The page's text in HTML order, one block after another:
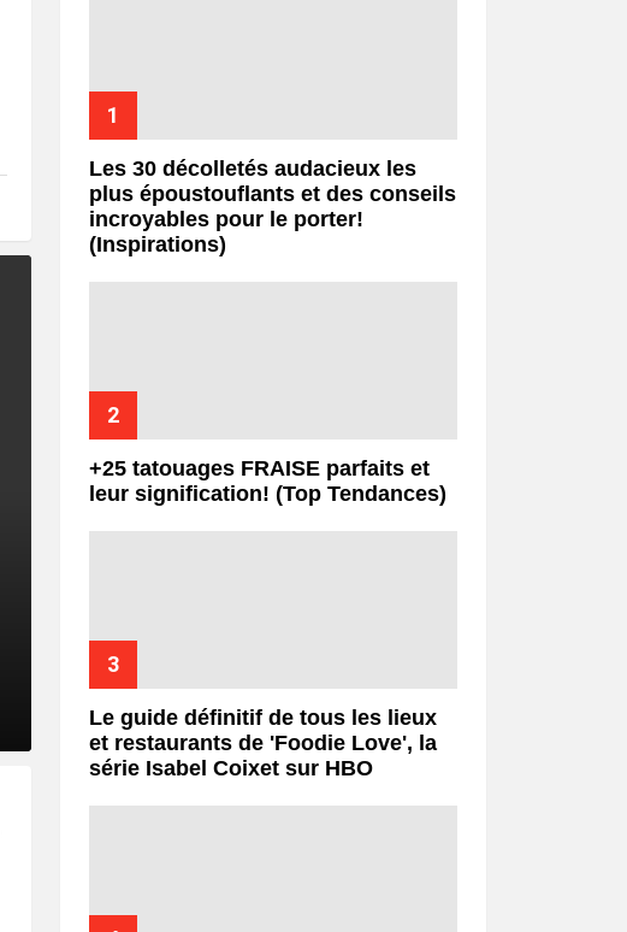
Les 30 décolletés audacieux les
plus époustouflants et des conseils
incroyables pour le porter!
(Inspirations)
+25 tatouages ​​FRAISE parfaits et
leur signification! (Top Tendances)
Le guide définitif de tous les lieux
et restaurants de 'Foodie Love', la
série Isabel Coixet sur HBO